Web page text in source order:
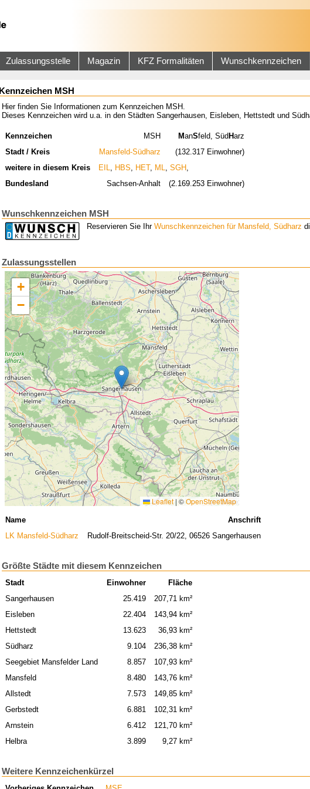
Zulassungsstelle Magazin KFZ Formalitäten Wunschkennzeichen
Kennzeichen MSH
Hier finden Sie Informationen zum Kennzeichen MSH.
Dieses Kennzeichen wird u.a. in den Städten Sangerhausen, Eisleben, Hettstedt und
Kennzeichen MSH ManSfeld, SüdHarz
Stadt / Kreis
Mansfeld-Südharz
(132.317 Einwohner)
weitere in diesem Kreis
EIL HBS HET, ML ,SGH
Bundesland
Sachsen-Anhalt (2.169.253 Einwohner)
Wunschkennzeichen MSH
Reservieren Sie Ihr Wunschkennzeichen für Mansfeld, Südharz
Zulassungsstellen
+
−
Leaflet | ©OpenStreetMap
Name
Anschrift
LK Mansfeld-Südharz
Rudolf-Breitscheid-Str. 20/22, 06526 Sangerhausen
Größte Städte mit diesem Kennzeichen
Stadt Einwohner
Fläche
Sangerhausen
25.419
207,71 km²
Eisleben
22.404
143,94 km²
Hettstedt
13.623
36,93 km²
Südharz
9.104
236,38 km²
Seegebiet Mansfelder Land
8.857
107,93 km²
Mansfeld
8.480
143,76 km²
Allstedt
7.573
149,85 km²
Gerbstedt
6.881
102,31 km²
Arnstein
6.412
121,70 km²
Helbra
3.899 9,27 km²
Weitere Kennzeichenkürzel